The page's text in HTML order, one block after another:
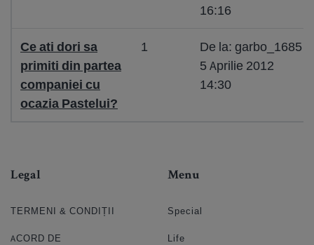
16:16
Ce ati dori sa
primiti din partea
companiei cu
ocazia Pastelui?
1
De la: garbo_1685
5 Aprilie 2012
14:30
Legal
TERMENI & CONDIȚII
ACORD DE
Menu
Special
Life